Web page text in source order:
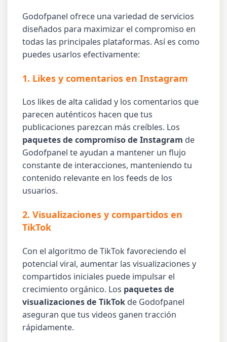
Godofpanel ofrece una variedad de servicios
diseñados para maximizar el compromiso en
todas las principales plataformas. Así es como
puedes usarlos efectivamente:
1. Likes y comentarios en Instagram
Los likes de alta calidad y los comentarios que
parecen auténticos hacen que tus
publicaciones parezcan más creíbles. Los
paquetes de compromiso de Instagram de
Godofpanel te ayudan a mantener un flujo
constante de interacciones, manteniendo tu
contenido relevante en los feeds de los
usuarios.
2. Visualizaciones y compartidos en
TikTok
Con el algoritmo de TikTok favoreciendo el
potencial viral, aumentar las visualizaciones y
compartidos iniciales puede impulsar el
crecimiento orgánico. Los paquetes de
visualizaciones de TikTok de Godofpanel
aseguran que tus videos ganen tracción
rápidamente.